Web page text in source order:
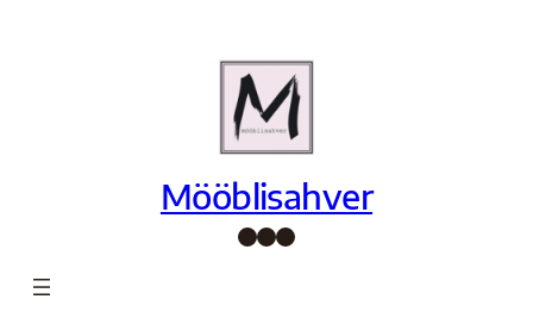
Mööblisahver
Facebook InstagramPinterest